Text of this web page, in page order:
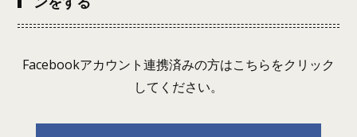
Facebookアカウント連携済みの方はこちらをクリック
してください。